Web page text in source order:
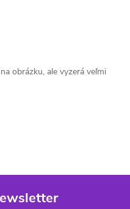
obrázku, ale vyzerá veľmi